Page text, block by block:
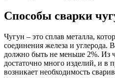
Способы сварки
Чугун – это сплав металла,
соединения железа и углерода.
должно быть не меньше 2%. Из
достаточно много изделий, и в
возникает необходимость